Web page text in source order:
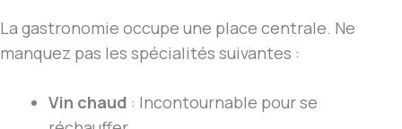
La gastronomie occupe une place centrale. Ne
manquez pas les spécialités suivantes :
Vin chaud : Incontournable pour se